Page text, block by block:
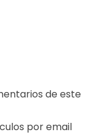
de este
por email